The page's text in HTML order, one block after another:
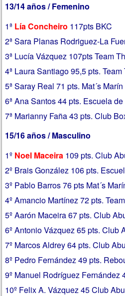
13/14 años / Femenino
1ª Lía Concheiro 117pts BKC
2ª Sara Planas Rodriguez-La
3ª Lucía Vázquez 107pts Team
4ª Laura Santiago 95,5 pts.
5ª Saray Real 71 pts. Mat´s Marín
6ª Ana Santos 44 pts. Escuela
7ª Marianny Faña 43 pts. Club
15/16 años / Masculino
1º Noel Maceira 109 pts. Club
2º Brais González 106 pts.
3º Pablo Barros 76 pts Mat´s
4º Amancio Martínez 72 pts.
5º Aarón Maceira 67 pts. Club
6º Antonio Vázquez 65 pts. Club
7º Marcos Aldrey 64 pts. Club
8º Pedro Fernández 49 pts.
9º Manuel Rodríguez Fernández
10º Felix A. Vázquez 45 Club